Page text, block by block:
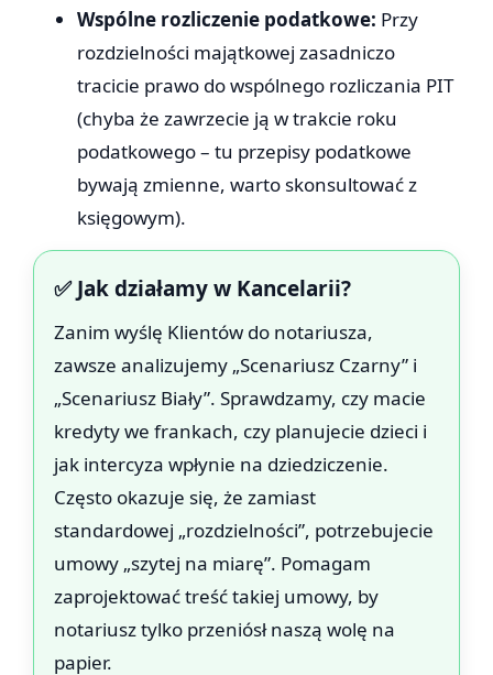
Wspólne rozliczenie podatkowe: Przy
rozdzielności majątkowej zasadniczo
tracicie prawo do wspólnego rozliczania PIT
(chyba że zawrzecie ją w trakcie roku
podatkowego – tu przepisy podatkowe
bywają zmienne, warto skonsultować z
księgowym).
✅ Jak działamy w Kancelarii?
Zanim wyślę Klientów do notariusza,
zawsze analizujemy „Scenariusz Czarny” i
„Scenariusz Biały”. Sprawdzamy, czy macie
kredyty we frankach, czy planujecie dzieci i
jak intercyza wpłynie na dziedziczenie.
Często okazuje się, że zamiast
standardowej „rozdzielności”, potrzebujecie
umowy „szytej na miarę”. Pomagam
zaprojektować treść takiej umowy, by
notariusz tylko przeniósł naszą wolę na
papier.